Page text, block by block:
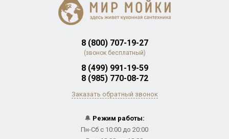
8 (800) 707-19-27
(звонок бесплатный)
8 (499) 991-19-59
8 (985) 770-08-72
Заказать обратный звонок
🔔 Режим работы:
Пн-Сб с 10:00 до 20:00